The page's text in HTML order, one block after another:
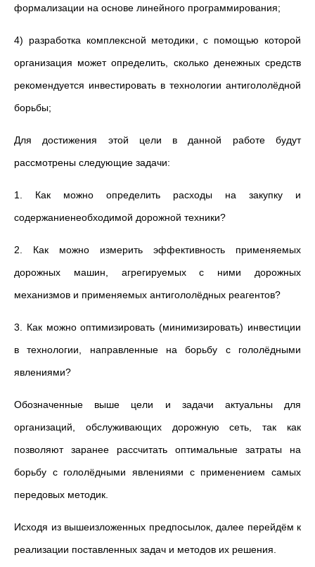
формализации на основе линейного программирования;
4) разработка комплексной методики, с помощью которой
организация может определить, сколько денежных средств
рекомендуется инвестировать в технологии антигололёдной
борьбы;
Для достижения этой цели в данной работе будут
рассмотрены следующие задачи:
1. Как можно определить расходы на закупку и
содержаниенеобходимой дорожной техники?
2. Как можно измерить эффективность применяемых
дорожных машин, агрегируемых с ними дорожных
механизмов и применяемых антигололёдных реагентов?
3. Как можно оптимизировать (минимизировать) инвестиции
в технологии, направленные на борьбу с гололёдными
явлениями?
Обозначенные выше цели и задачи актуальны для
организаций, обслуживающих дорожную сеть, так как
позволяют заранее рассчитать оптимальные затраты на
борьбу с гололёдными явлениями с применением самых
передовых методик.
Исходя из вышеизложенных предпосылок, далее перейдём к
реализации поставленных задач и методов их решения.